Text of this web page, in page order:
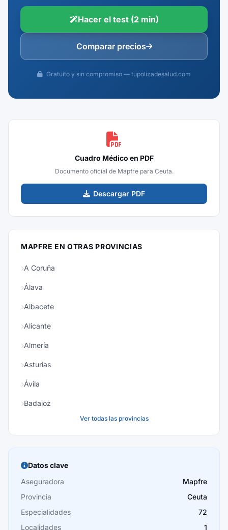
Hacer el test (2 min)
Comparar precios
Gratuito y sin compromiso — tupolizadesalud.com
Cuadro Médico en PDF
Documento oficial de Mapfre para Ceuta.
Descargar PDF
MAPFRE EN OTRAS PROVINCIAS
A Coruña
Álava
Albacete
Alicante
Almería
Asturias
Ávila
Badajoz
Burgos
Cáceres
Cádiz
Cantabria
Ver todas las provincias
Datos clave
Aseguradora
Mapfre
Provincia
Ceuta
Especialidades
72
Localidades
1